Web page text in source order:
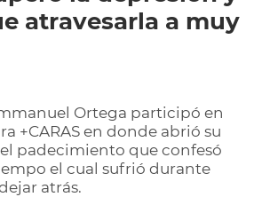
atravesarla a muy
Ortega participó en
+CARAS en donde abrió su
padecimiento que confesó
el cual sufrió durante
atrás.